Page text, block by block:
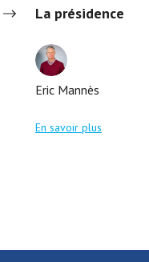
La présidence
Eric Mannès
En savoir plus